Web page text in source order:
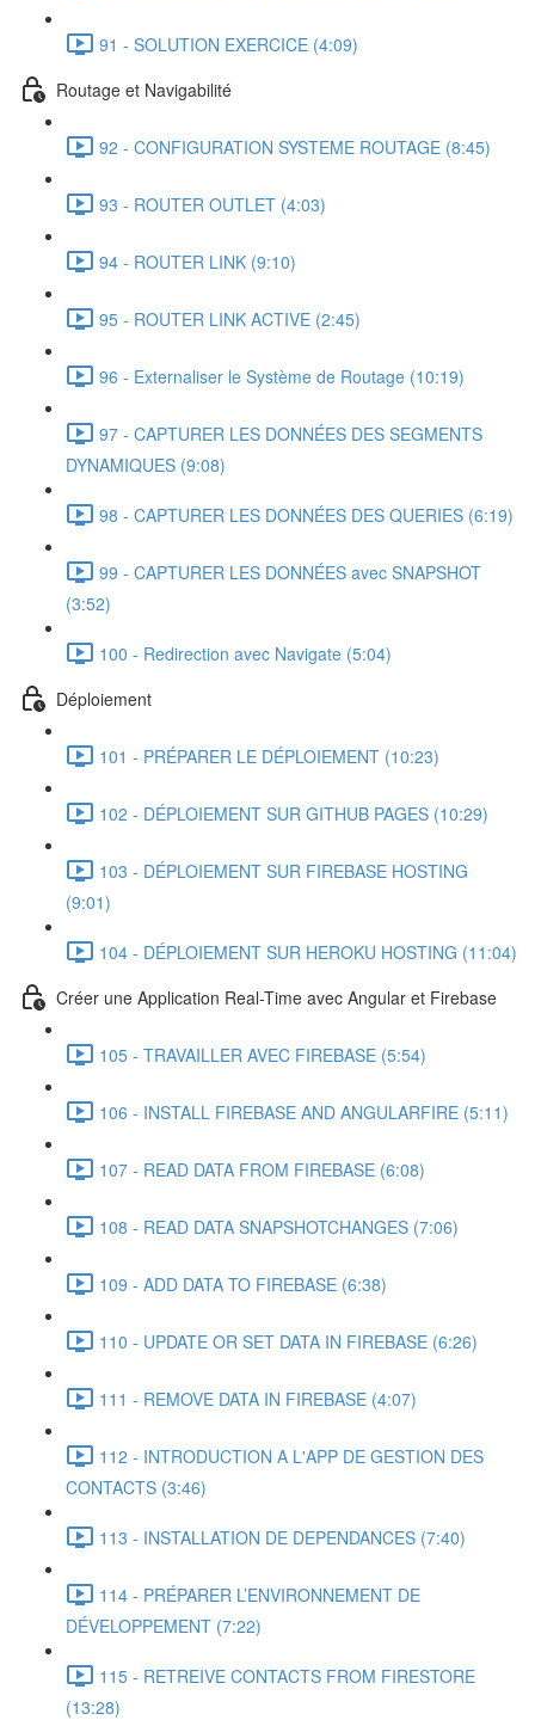
91 - SOLUTION EXERCICE (4:09)
Routage et Navigabilité
92 - CONFIGURATION SYSTEME ROUTAGE (8:45)
93 - ROUTER OUTLET (4:03)
94 - ROUTER LINK (9:10)
95 - ROUTER LINK ACTIVE (2:45)
96 - Externaliser le Système de Routage (10:19)
97 - CAPTURER LES DONNÉES DES SEGMENTS
DYNAMIQUES (9:08)
98 - CAPTURER LES DONNÉES DES QUERIES (6:19)
99 - CAPTURER LES DONNÉES avec SNAPSHOT
(3:52)
100 - Redirection avec Navigate (5:04)
Déploiement
101 - PRÉPARER LE DÉPLOIEMENT (10:23)
102 - DÉPLOIEMENT SUR GITHUB PAGES (10:29)
103 - DÉPLOIEMENT SUR FIREBASE HOSTING
(9:01)
104 - DÉPLOIEMENT SUR HEROKU HOSTING (11:04)
Créer une Application Real-Time avec Angular et Firebase
105 - TRAVAILLER AVEC FIREBASE (5:54)
106 - INSTALL FIREBASE AND ANGULARFIRE (5:11)
107 - READ DATA FROM FIREBASE (6:08)
108 - READ DATA SNAPSHOTCHANGES (7:06)
109 - ADD DATA TO FIREBASE (6:38)
110 - UPDATE OR SET DATA IN FIREBASE (6:26)
111 - REMOVE DATA IN FIREBASE (4:07)
112 - INTRODUCTION A L'APP DE GESTION DES
CONTACTS (3:46)
113 - INSTALLATION DE DEPENDANCES (7:40)
114 - PRÉPARER L’ENVIRONNEMENT DE
DÉVELOPPEMENT (7:22)
115 - RETREIVE CONTACTS FROM FIRESTORE
(13:28)